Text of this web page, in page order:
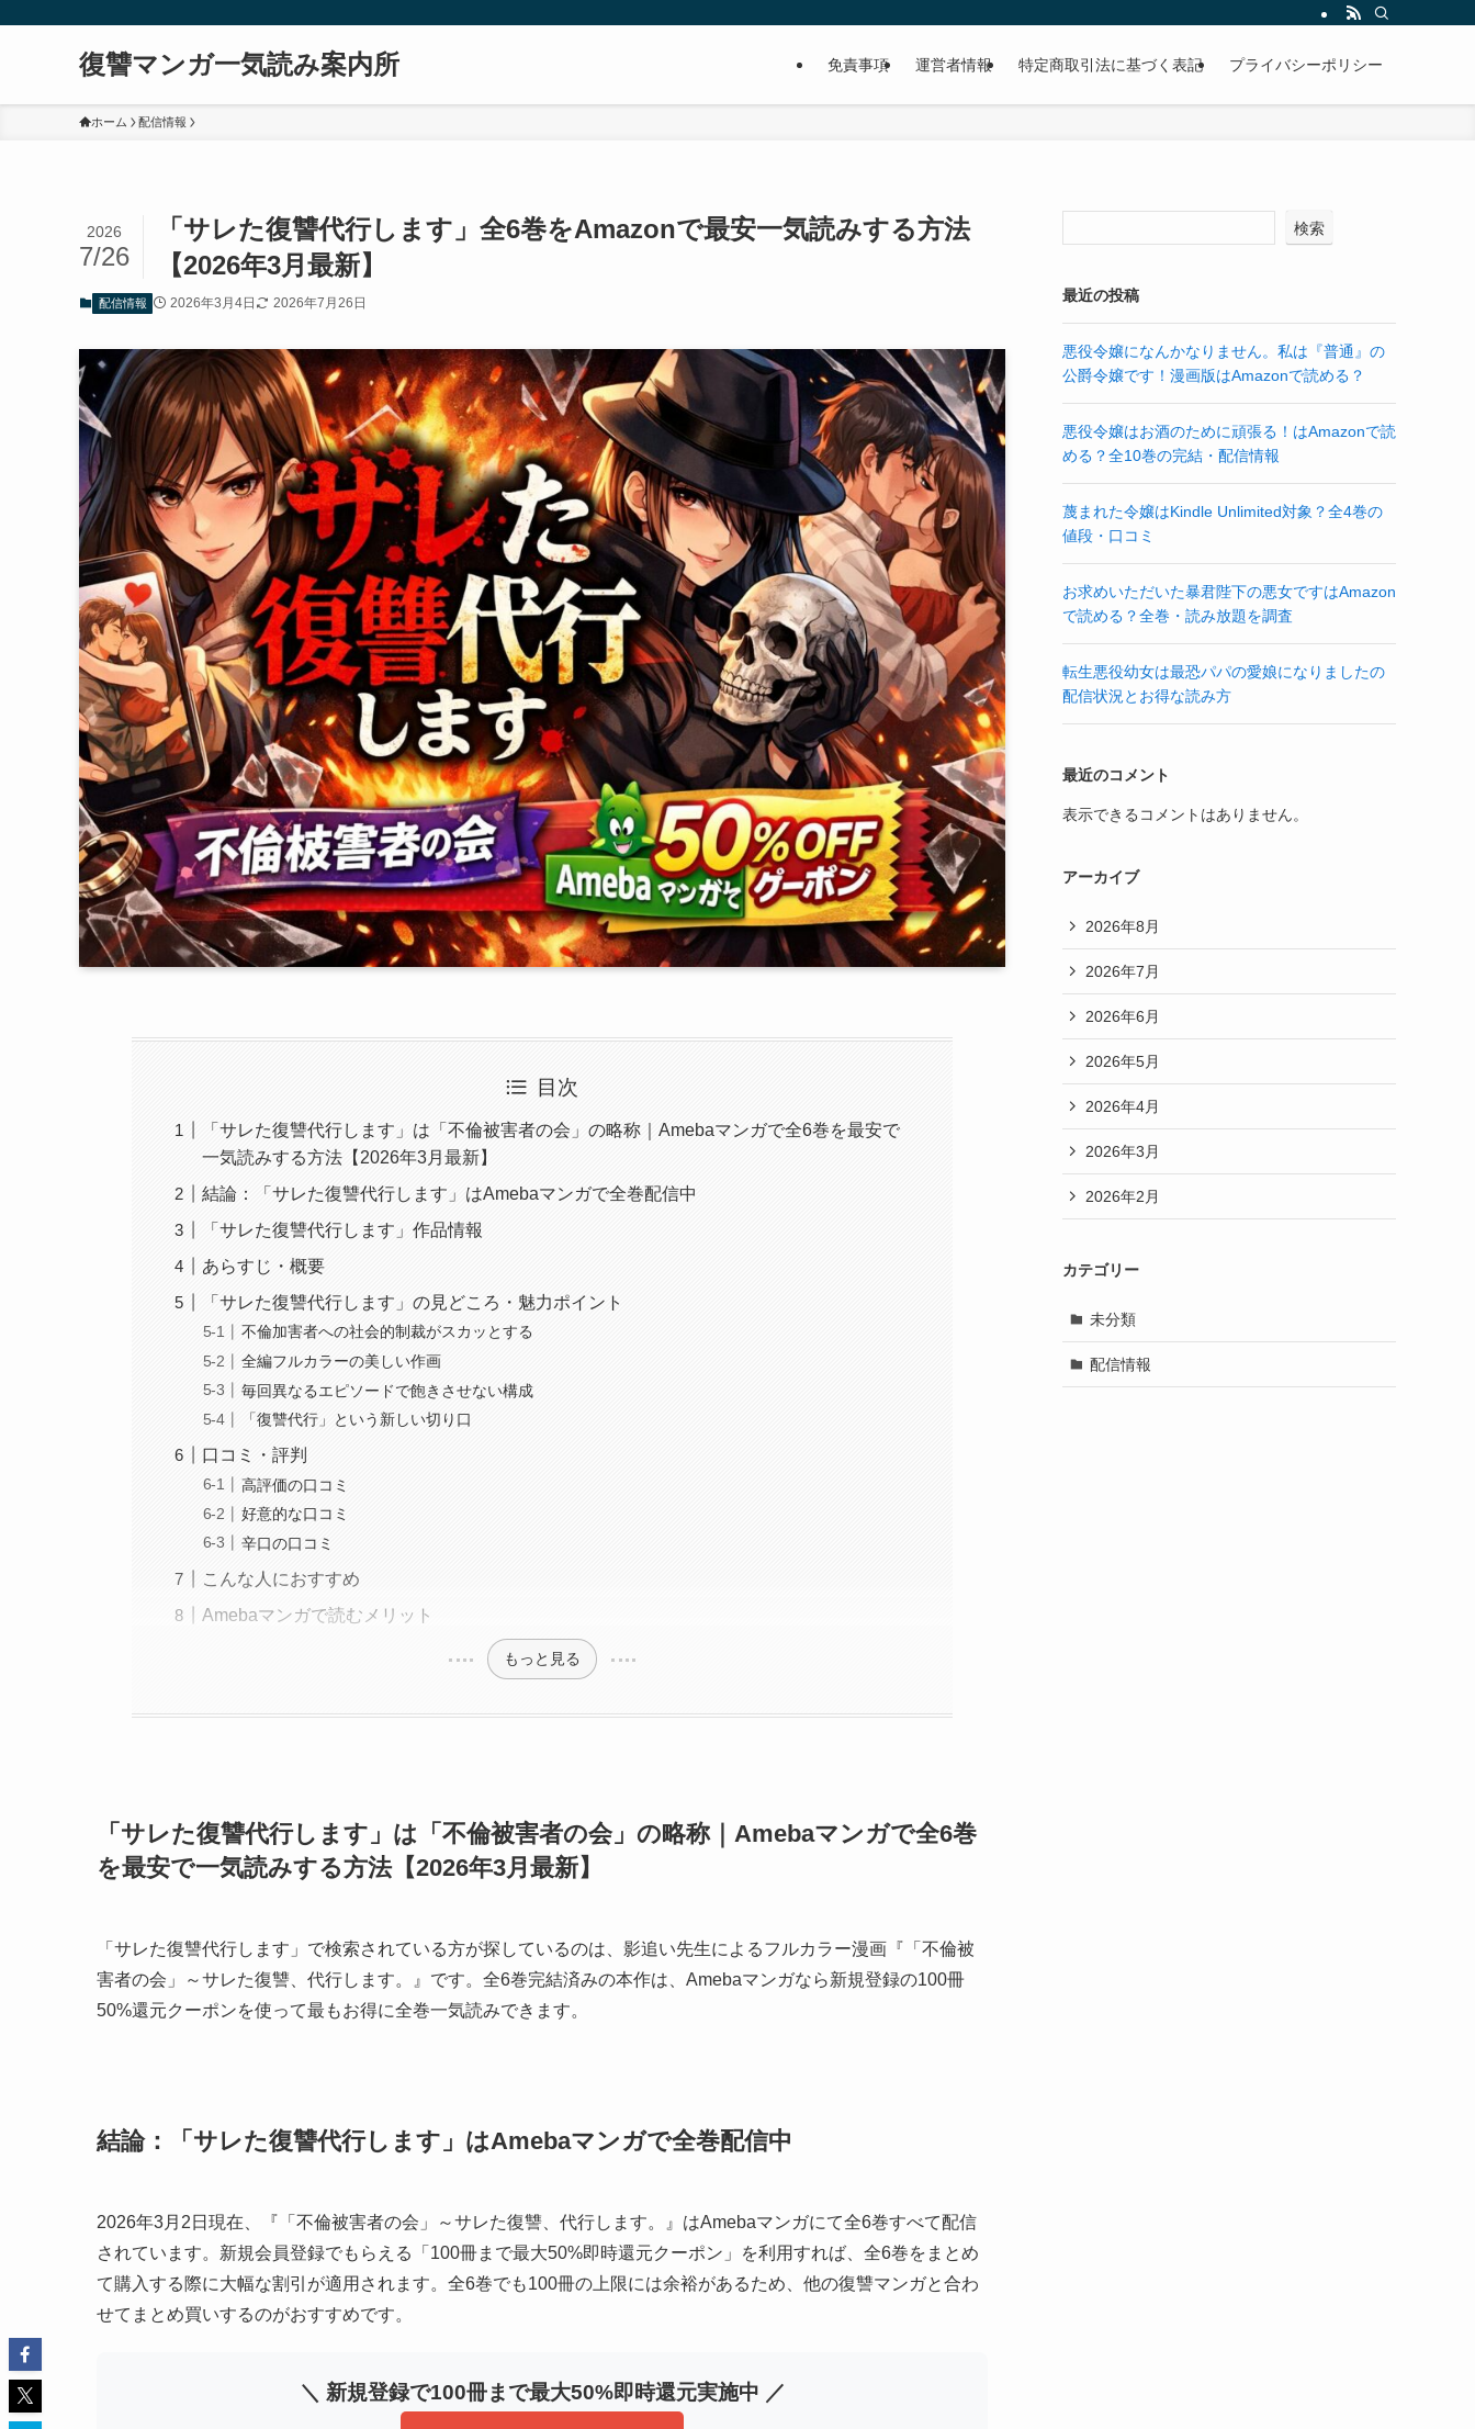
復讐マンガ一気読み案内所 免責事項 運営者情報 特定商取引法に基づく表記 プライバシーポリシー
ホーム 配信情報
「サレた復讐代行します」全6巻をAmazonで最安一気読みする方法
【2026年3月最新】
2026
7/26
配信情報 2026年3月4日 2026年7月26日
目次
「サレた復讐代行します」は「不倫被害者の会」の略称｜Amebaマンガで全6巻を最安で
一気読みする方法【2026年3月最新】
結論：「サレた復讐代行します」はAmebaマンガで全巻配信中
「サレた復讐代行します」作品情報
あらすじ・概要
「サレた復讐代行します」の見どころ・魅力ポイント
不倫加害者への社会的制裁がスカッとする
全編フルカラーの美しい作画
毎回異なるエピソードで飽きさせない構成
「復讐代行」という新しい切り口
口コミ・評判
高評価の口コミ
好意的な口コミ
辛口の口コミ
こんな人におすすめ
Amebaマンガで読むメリット
もっと見る
「サレた復讐代行します」は「不倫被害者の会」の略称｜Amebaマンガで全6巻
を最安で一気読みする方法【2026年3月最新】
「サレた復讐代行します」で検索されている方が探しているのは、影追い先生によるフルカラー漫画『「不倫被
害者の会」～サレた復讐、代行します。』です。全6巻完結済みの本作は、Amebaマンガなら新規登録の100冊
50%還元クーポンを使って最もお得に全巻一気読みできます。
結論：「サレた復讐代行します」はAmebaマンガで全巻配信中
2026年3月2日現在、『「不倫被害者の会」～サレた復讐、代行します。』はAmebaマンガにて全6巻すべて配信
されています。新規会員登録でもらえる「100冊まで最大50%即時還元クーポン」を利用すれば、全6巻をまとめ
て購入する際に大幅な割引が適用されます。全6巻でも100冊の上限には余裕があるため、他の復讐マンガと合わ
せてまとめ買いするのがおすすめです。
＼ 新規登録で100冊まで最大50%即時還元実施中 ／
検索
最近の投稿
悪役令嬢になんかなりません。私は『普通』の
公爵令嬢です！漫画版はAmazonで読める？
悪役令嬢はお酒のために頑張る！はAmazonで読
める？全10巻の完結・配信情報
蔑まれた令嬢はKindle Unlimited対象？全4巻の
値段・口コミ
お求めいただいた暴君陛下の悪女ですはAmazon
で読める？全巻・読み放題を調査
転生悪役幼女は最恐パパの愛娘になりましたの
配信状況とお得な読み方
最近のコメント
表示できるコメントはありません。
アーカイブ
2026年8月
2026年7月
2026年6月
2026年5月
2026年4月
2026年3月
2026年2月
カテゴリー
未分類
配信情報